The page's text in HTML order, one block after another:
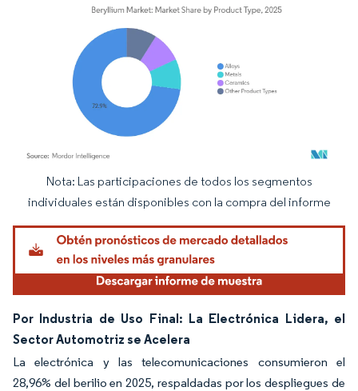
Imagen © Mordor Intelligence. El uso requiere atribución según CC BY 4.0.
Nota: Las participaciones de todos los segmentos
individuales están disponibles con la compra del informe
Por Industria de Uso Final: La Electrónica Lidera, el
Sector Automotriz se Acelera
La electrónica y las telecomunicaciones consumieron el
28,96% del berilio en 2025, respaldadas por los despliegues de